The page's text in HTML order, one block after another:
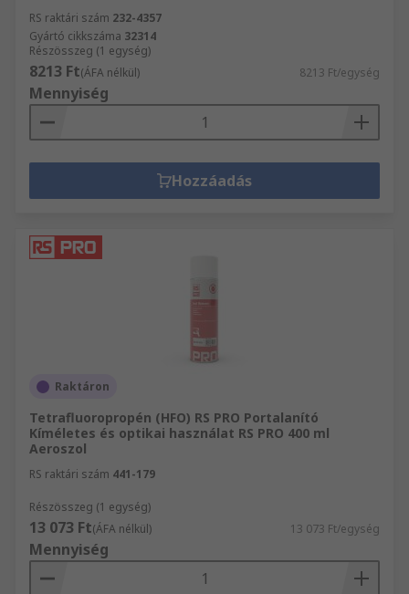
RS raktári szám 232-4357
Gyártó cikkszáma 32314
Részösszeg (1 egység)
8213 Ft(ÁFA nélkül) 8213 Ft/egység
Mennyiség
Hozzáadás
Raktáron
Tetrafluoropropén (HFO) RS PRO Portalanító
Kíméletes és optikai használat RS PRO 400 ml
Aeroszol
RS raktári szám 441-179
Részösszeg (1 egység)
13 073 Ft(ÁFA nélkül) 13 073 Ft/egység
Mennyiség